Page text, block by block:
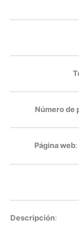
Número de
Página web:
Descripción: